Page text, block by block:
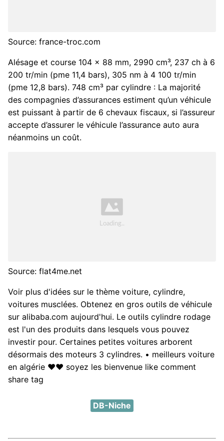
Source: france-troc.com
Alésage et course 104 x 88 mm, 2990 cm³, 237 ch à 6
200 tr/min (pme 11,4 bars), 305 nm à 4 100 tr/min
(pme 12,8 bars). 748 cm³ par cylindre : La majorité
des compagnies d’assurances estiment qu’un véhicule
est puissant à partir de 6 chevaux fiscaux, si l’assureur
accepte d’assurer le véhicule l’assurance auto aura
néanmoins un coût.
Source: flat4me.net
Voir plus d'idées sur le thème voiture, cylindre,
voitures musclées. Obtenez en gros outils de véhicule
sur alibaba.com aujourd'hui. Le outils cylindre rodage
est l'un des produits dans lesquels vous pouvez
investir pour. Certaines petites voitures arborent
désormais des moteurs 3 cylindres. • meilleurs voiture
en algérie ♥♥ soyez les bienvenue like comment
share tag
DB-Niche